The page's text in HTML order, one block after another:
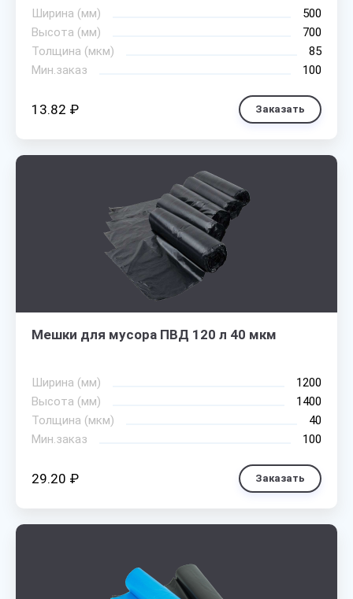
Ширина (мм)
500
Высота (мм)
700
Толщина (мкм)
85
Мин.заказ
100
13.82 ₽ Заказать
Мешки для мусора ПВД 120 л 40 мкм
Ширина (мм)
1200
Высота (мм)
1400
Толщина (мкм)
40
Мин.заказ
100
29.20 ₽ Заказать